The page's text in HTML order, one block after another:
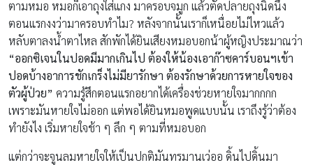
ตามหมอ หมอก็เอาถุงใส่แกง มาครอบจมูก แล้วตัดปลายถุงนิดนึง
ตอนแรกงงว่ามาครอบทำไม? หลังจากนั้นเราก็เหนื่อยไม่ไหวแล้ว
หลับตาลงน้ำตาไหล สักพักได้ยินเสียงหมอบอกน้าผู้หญิงประมาณว่า
“ออกซิเจนในปอดมีมากเกินไป ต้องให้น้องเอาก๊าซคาร์บอนฯเข้า
ปอดบ้างอาการชักเกร็งไม่มียารักษา ต้องรักษาด้วยการหายใจของ
ตัวผู้ป่วย” ความรู้สึกตอนแรกอยากได้เครื่องช่วยหายใจมากกกก
เพราะมันหายใจไม่ออก แต่พอได้ยินหมอพูดแบบนั้น เราถึงรู้ว่าต้อง
ทำยังไง เริ่มหายใจช้า ๆ ลึก ๆ ตามที่หมอบอก
แต่กว่าจะจูนลมหายใจให้เป็นปกติมันทรมานเว่ออ ดิ้นไปดิ้นมา